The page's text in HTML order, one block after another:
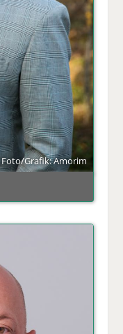
Foto/Grafik: Amorim